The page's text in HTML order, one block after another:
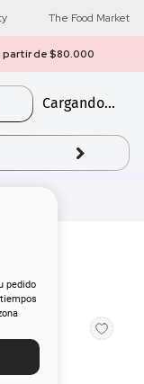
The Food Market
partir de $80.000
Cargando...
pedido
un